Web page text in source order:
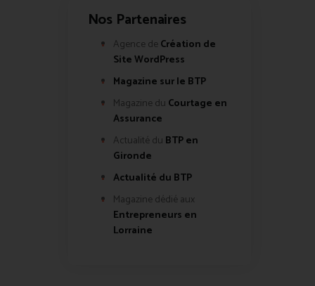
Nos Partenaires
Agence de Création de
Site WordPress
Magazine sur le BTP
Magazine du Courtage en
Assurance
Actualité du BTP en
Gironde
Actualité du BTP
Magazine dédié aux
Entrepreneurs en
Lorraine